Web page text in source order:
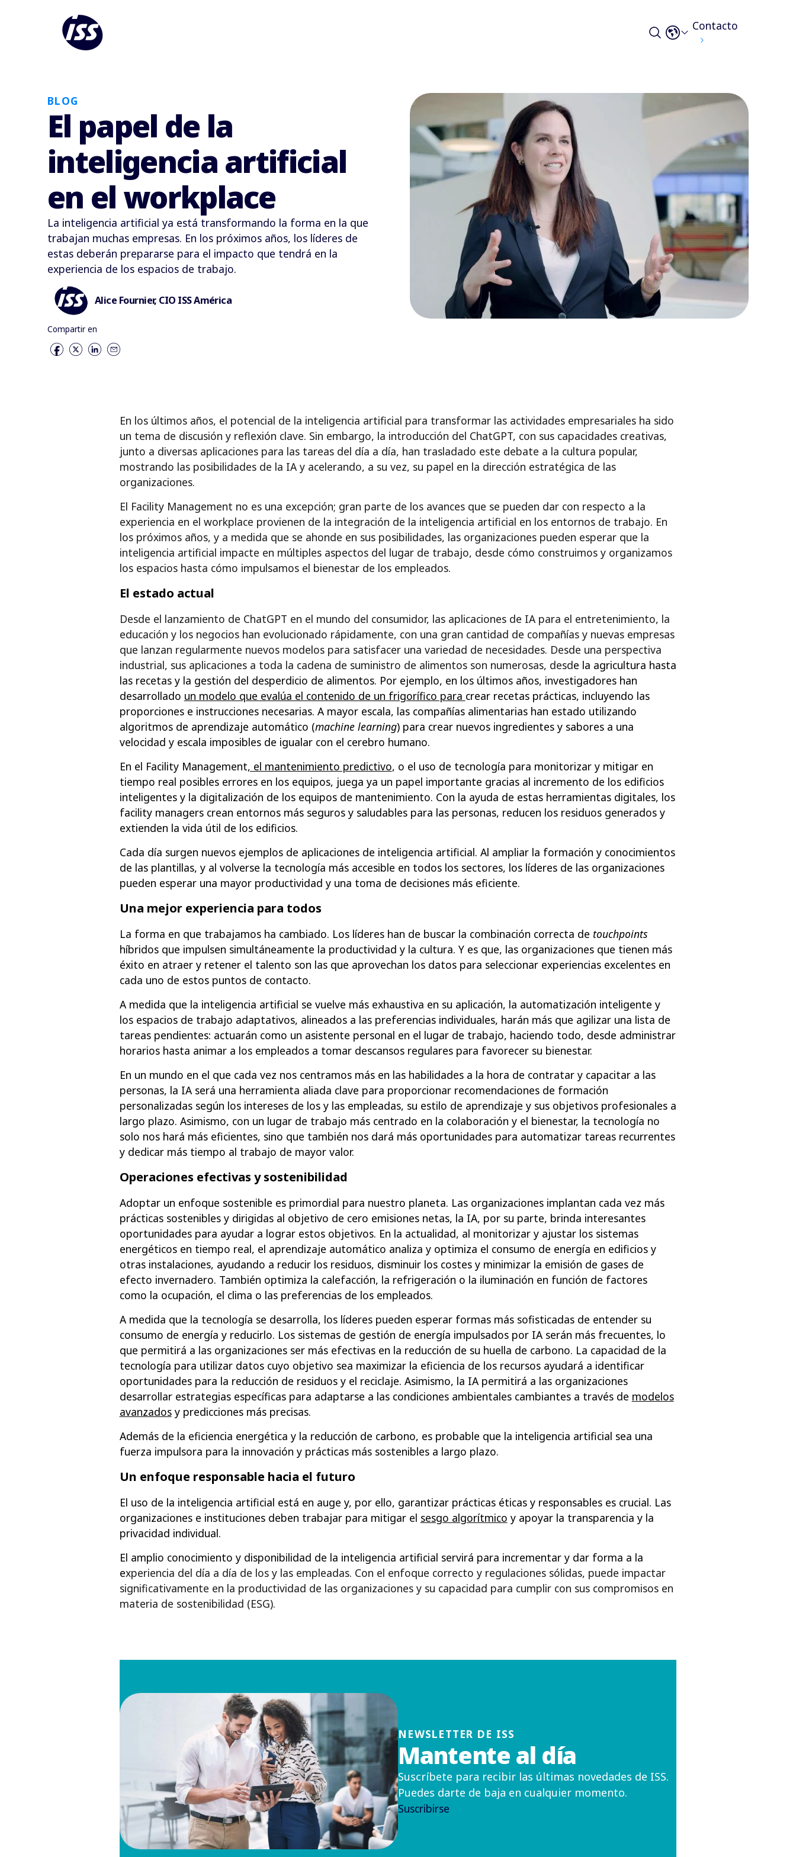
Contacto
BLOG
El papel de la
inteligencia artificial
en el workplace
La inteligencia artificial ya está transformando la forma en la que
trabajan muchas empresas. En los próximos años, los líderes de
estas deberán prepararse para el impacto que tendrá en la
experiencia de los espacios de trabajo.
Alice Fournier, CIO ISS América
Compartir en
En los últimos años, el potencial de la inteligencia artificial para transformar las actividades empresariales ha sido
un tema de discusión y reflexión clave. Sin embargo, la introducción del ChatGPT, con sus capacidades creativas,
junto a diversas aplicaciones para las tareas del día a día, han trasladado este debate a la cultura popular,
mostrando las posibilidades de la IA y acelerando, a su vez, su papel en la dirección estratégica de las
organizaciones.
El Facility Management no es una excepción; gran parte de los avances que se pueden dar con respecto a la
experiencia en el workplace provienen de la integración de la inteligencia artificial en los entornos de trabajo. En
los próximos años, y a medida que se ahonde en sus posibilidades, las organizaciones pueden esperar que la
inteligencia artificial impacte en múltiples aspectos del lugar de trabajo, desde cómo construimos y organizamos
los espacios hasta cómo impulsamos el bienestar de los empleados.
El estado actual
Desde el lanzamiento de ChatGPT en el mundo del consumidor, las aplicaciones de IA para el entretenimiento, la
educación y los negocios han evolucionado rápidamente, con una gran cantidad de compañías y nuevas empresas
que lanzan regularmente nuevos modelos para satisfacer una variedad de necesidades. Desde una perspectiva
industrial, sus aplicaciones a toda la cadena de suministro de alimentos son numerosas, desde la agricultura hasta
las recetas y la gestión del desperdicio de alimentos. Por ejemplo, en los últimos años, investigadores han
desarrollado un modelo que evalúa el contenido de un frigorífico para crear recetas prácticas, incluyendo las
proporciones e instrucciones necesarias. A mayor escala, las compañías alimentarias han estado utilizando
algoritmos de aprendizaje automático (machine learning) para crear nuevos ingredientes y sabores a una
velocidad y escala imposibles de igualar con el cerebro humano.
En el Facility Management, el mantenimiento predictivo, o el uso de tecnología para monitorizar y mitigar en
tiempo real posibles errores en los equipos, juega ya un papel importante gracias al incremento de los edificios
inteligentes y la digitalización de los equipos de mantenimiento. Con la ayuda de estas herramientas digitales, los
facility managers crean entornos más seguros y saludables para las personas, reducen los residuos generados y
extienden la vida útil de los edificios.
Cada día surgen nuevos ejemplos de aplicaciones de inteligencia artificial. Al ampliar la formación y conocimientos
de las plantillas, y al volverse la tecnología más accesible en todos los sectores, los líderes de las organizaciones
pueden esperar una mayor productividad y una toma de decisiones más eficiente.
Una mejor experiencia para todos
La forma en que trabajamos ha cambiado. Los líderes han de buscar la combinación correcta de touchpoints
híbridos que impulsen simultáneamente la productividad y la cultura. Y es que, las organizaciones que tienen más
éxito en atraer y retener el talento son las que aprovechan los datos para seleccionar experiencias excelentes en
cada uno de estos puntos de contacto.
A medida que la inteligencia artificial se vuelve más exhaustiva en su aplicación, la automatización inteligente y
los espacios de trabajo adaptativos, alineados a las preferencias individuales, harán más que agilizar una lista de
tareas pendientes: actuarán como un asistente personal en el lugar de trabajo, haciendo todo, desde administrar
horarios hasta animar a los empleados a tomar descansos regulares para favorecer su bienestar.
En un mundo en el que cada vez nos centramos más en las habilidades a la hora de contratar y capacitar a las
personas, la IA será una herramienta aliada clave para proporcionar recomendaciones de formación
personalizadas según los intereses de los y las empleadas, su estilo de aprendizaje y sus objetivos profesionales a
largo plazo. Asimismo, con un lugar de trabajo más centrado en la colaboración y el bienestar, la tecnología no
solo nos hará más eficientes, sino que también nos dará más oportunidades para automatizar tareas recurrentes
y dedicar más tiempo al trabajo de mayor valor.
Operaciones efectivas y sostenibilidad
Adoptar un enfoque sostenible es primordial para nuestro planeta. Las organizaciones implantan cada vez más
prácticas sostenibles y dirigidas al objetivo de cero emisiones netas, la IA, por su parte, brinda interesantes
oportunidades para ayudar a lograr estos objetivos. En la actualidad, al monitorizar y ajustar los sistemas
energéticos en tiempo real, el aprendizaje automático analiza y optimiza el consumo de energía en edificios y
otras instalaciones, ayudando a reducir los residuos, disminuir los costes y minimizar la emisión de gases de
efecto invernadero. También optimiza la calefacción, la refrigeración o la iluminación en función de factores
como la ocupación, el clima o las preferencias de los empleados.
A medida que la tecnología se desarrolla, los líderes pueden esperar formas más sofisticadas de entender su
consumo de energía y reducirlo. Los sistemas de gestión de energía impulsados por IA serán más frecuentes, lo
que permitirá a las organizaciones ser más efectivas en la reducción de su huella de carbono. La capacidad de la
tecnología para utilizar datos cuyo objetivo sea maximizar la eficiencia de los recursos ayudará a identificar
oportunidades para la reducción de residuos y el reciclaje. Asimismo, la IA permitirá a las organizaciones
desarrollar estrategias específicas para adaptarse a las condiciones ambientales cambiantes a través de modelos
avanzadosy predicciones más precisas.
Además de la eficiencia energética y la reducción de carbono, es probable que la inteligencia artificial sea una
fuerza impulsora para la innovación y prácticas más sostenibles a largo plazo.
Un enfoque responsable hacia el futuro
El uso de la inteligencia artificial está en auge y, por ello, garantizar prácticas éticas y responsables es crucial. Las
organizaciones e instituciones deben trabajar para mitigar el sesgo algorítmico y apoyar la transparencia y la
privacidad individual.
El amplio conocimiento y disponibilidad de la inteligencia artificial servirá para incrementar y dar forma a la
experiencia del día a día de los y las empleadas. Con el enfoque correcto y regulaciones sólidas, puede impactar
significativamente en la productividad de las organizaciones y su capacidad para cumplir con sus compromisos en
materia de sostenibilidad (ESG).
NEWSLETTER DE ISS
Mantente al día
Suscríbete para recibir las últimas novedades de ISS.
Puedes darte de baja en cualquier momento.
Suscribirse